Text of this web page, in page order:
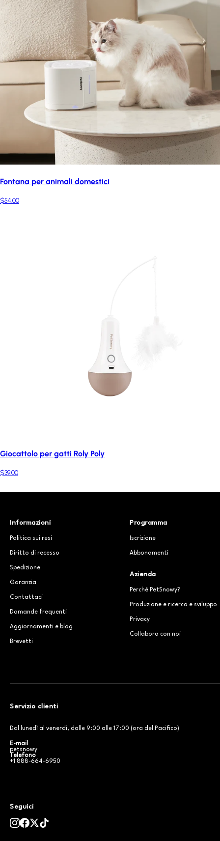
Fontana per animali domestici
$54.00
Giocattolo per gatti Roly Poly
$39.00
Informazioni
Politica sui resi
Diritto di recesso
Spedizione
Garanzia
Contattaci
Domande frequenti
Aggiornamenti e blog
Brevetti
Programma
Iscrizione
Abbonamenti
Azienda
Perché PetSnowy?
Produzione e ricerca e sviluppo
Privacy
Collabora con noi
Servizio clienti
Dal lunedì al venerdì, dalle 9:00 alle 17:00 (ora del Pacifico)
E-mail
petsnowy
Telefono
+1 888-664-6950
Seguici